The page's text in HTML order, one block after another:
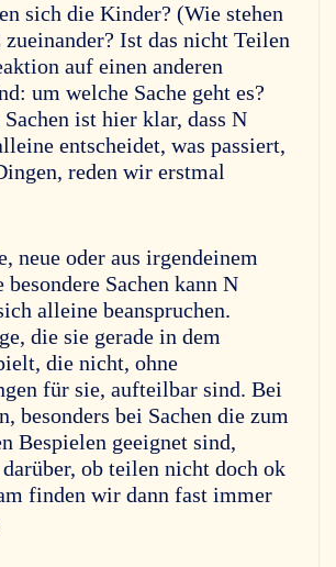
sich die Kinder? (Wie stehen
Ist das nicht Teilen
auf einen anderen
um welche Sache geht es?
ist hier klar, dass N
entscheidet, was passiert,
reden wir erstmal
neue oder aus irgendeinem
besondere Sachen kann N
alleine beanspruchen.
die sie gerade in dem
die nicht, ohne
für sie, aufteilbar sind. Bei
besonders bei Sachen die zum
Bespielen geeignet sind,
ob teilen nicht doch ok
finden wir dann fast immer